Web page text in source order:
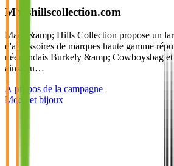
Maeshillscollection.com
Maes &amp; Hills Collection propose un
d'accessoires de marques haute gamme
néerlandais Burkely &amp; Cowboysbag
ainsi qu…
À propos de la campagne
Mode et bijoux